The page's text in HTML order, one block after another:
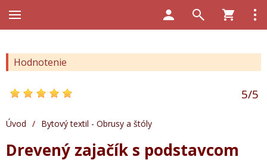
Hodnotenie
5/5
Úvod / Bytový textil - Obrusy a štóly
Drevený zajačík s podstavcom